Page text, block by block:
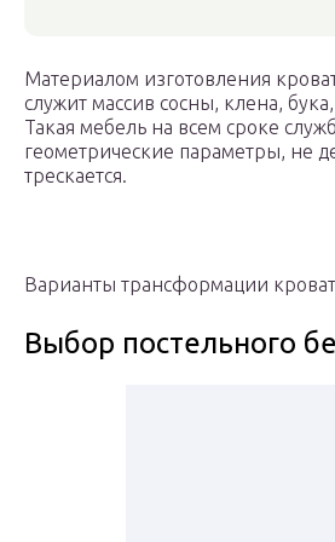
Материалом изготовления
служит массив сосны, клена,
Такая мебель на всем сроке
геометрические параметры, не
трескается.
Варианты трансформации
Выбор постельного